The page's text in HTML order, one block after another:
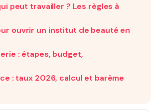
peut travailler ? Les règles à
ouvrir un institut de beauté en
: étapes, budget,
: taux 2026, calcul et barème